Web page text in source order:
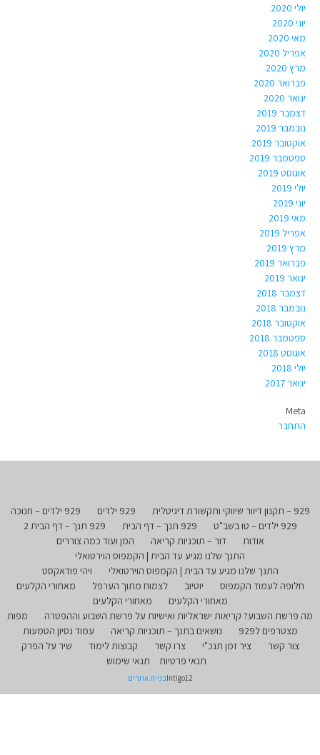
יולי 2020
יוני 2020
מאי 2020
אפריל 2020
מרץ 2020
פברואר 2020
ינואר 2020
דצמבר 2019
נובמבר 2019
אוקטובר 2019
ספטמבר 2019
אוגוסט 2019
יולי 2019
יוני 2019
מאי 2019
אפריל 2019
מרץ 2019
פברואר 2019
ינואר 2019
דצמבר 2018
נובמבר 2018
אוקטובר 2018
ספטמבר 2018
אוגוסט 2018
יולי 2018
ינואר 2017
Meta
התחבר
929 – תקנון דיוור שיווקי ותקשורת דיגיטלית 929 ילדים
929 ילדים – חנוכה
929 ילדים – טו בשב"ט
929 תנך – דף הבית
929 תנך – דף הבית 2
אודות
דור – תוכניות קריאה
המן ועוד כמה צוררים
התנך שלנו מגיע עד הבית | הקמפוס הוירטואלי
התנך שלנו מגיע עד הבית | הקמפוס הוירטואלי
ויהי פודאקסט
חלופה לעמוד הקמפוס
יוטיוב לצמוח מתוך הערפל
מאחורי הקלעים
מאחורי הקלעים
מאחורי הקלעים
מה פרשת השבוע? קריאות ישראליות ואישיות על פרשת השבוע וההפטרה
מפות
מצטרפים ל929
נושאים בתנך – תוכניות קריאה
עמוד נסיון הטמעות
צור קשר
ציר זמן תנכ"י צרו קשר קבוצות לימוד
שיר על הפרק
תנאי פרטיות
תנאי שימוש
Intigo12בניית אתרים